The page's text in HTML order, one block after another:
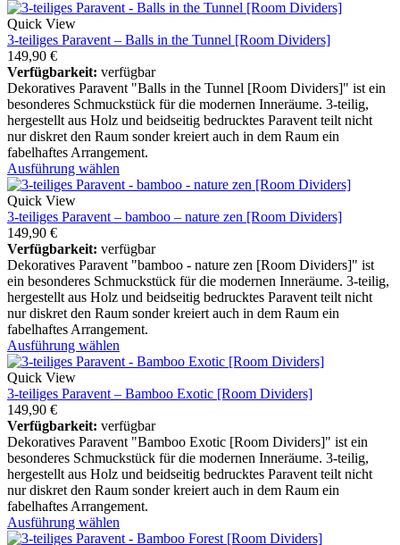
Quick View
3-teiliges Paravent – Balls in the Tunnel [Room Dividers]
149,90 €
Verfügbarkeit: verfügbar
Dekoratives Paravent "Balls in the Tunnel [Room Dividers]" ist ein
besonderes Schmuckstück für die modernen Inneräume. 3-teilig,
hergestellt aus Holz und beidseitig bedrucktes Paravent teilt nicht
nur diskret den Raum sonder kreiert auch in dem Raum ein
fabelhaftes Arrangement.
Ausführung wählen
Quick View
3-teiliges Paravent – bamboo – nature zen [Room Dividers]
149,90 €
Verfügbarkeit: verfügbar
Dekoratives Paravent "bamboo - nature zen [Room Dividers]" ist
ein besonderes Schmuckstück für die modernen Inneräume. 3-teilig,
hergestellt aus Holz und beidseitig bedrucktes Paravent teilt nicht
nur diskret den Raum sonder kreiert auch in dem Raum ein
fabelhaftes Arrangement.
Ausführung wählen
Quick View
3-teiliges Paravent – Bamboo Exotic [Room Dividers]
149,90 €
Verfügbarkeit: verfügbar
Dekoratives Paravent "Bamboo Exotic [Room Dividers]" ist ein
besonderes Schmuckstück für die modernen Inneräume. 3-teilig,
hergestellt aus Holz und beidseitig bedrucktes Paravent teilt nicht
nur diskret den Raum sonder kreiert auch in dem Raum ein
fabelhaftes Arrangement.
Ausführung wählen